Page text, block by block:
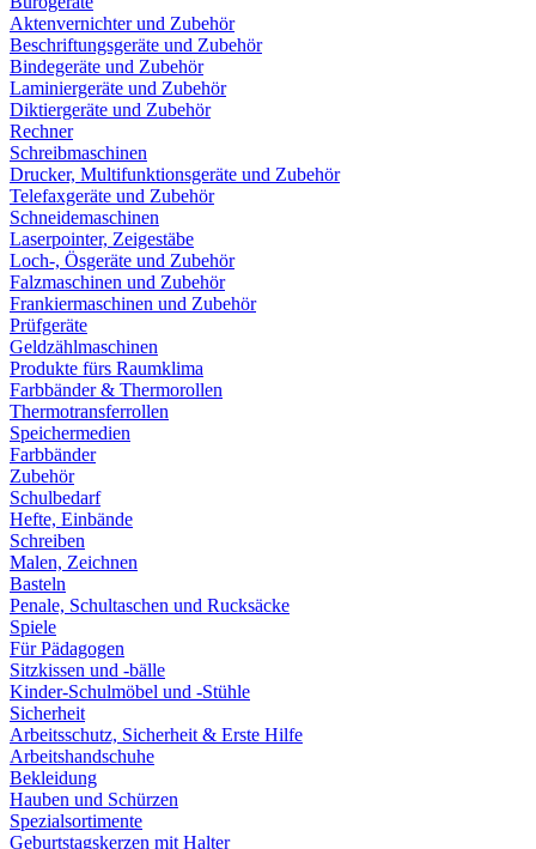
Aktenvernichter und Zubehör
Beschriftungsgeräte und Zubehör
Bindegeräte und Zubehör
Laminiergeräte und Zubehör
Diktiergeräte und Zubehör
Rechner
Schreibmaschinen
Drucker, Multifunktionsgeräte und Zubehör
Telefaxgeräte und Zubehör
Schneidemaschinen
Laserpointer, Zeigestäbe
Loch-, Ösgeräte und Zubehör
Falzmaschinen und Zubehör
Frankiermaschinen und Zubehör
Prüfgeräte
Geldzählmaschinen
Produkte fürs Raumklima
Farbbänder & Thermorollen
Thermotransferrollen
Speichermedien
Farbbänder
Zubehör
Schulbedarf
Hefte, Einbände
Schreiben
Malen, Zeichnen
Basteln
Penale, Schultaschen und Rucksäcke
Spiele
Für Pädagogen
Sitzkissen und -bälle
Kinder-Schulmöbel und -Stühle
Sicherheit
Arbeitsschutz, Sicherheit & Erste Hilfe
Arbeitshandschuhe
Bekleidung
Hauben und Schürzen
Spezialsortimente
Geburtstagskerzen mit Halter